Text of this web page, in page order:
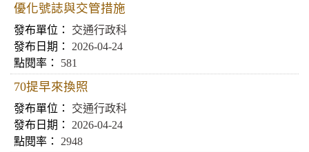
優化號誌與交管措施
交通行政科
2026-04-24
581
70提早來換照
交通行政科
2026-04-24
2948